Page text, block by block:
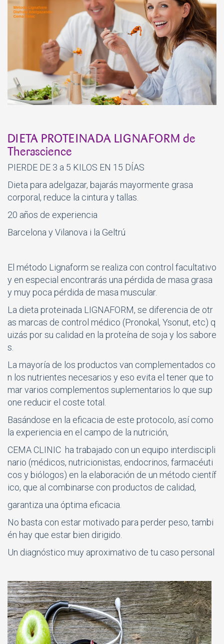
DIETA PROTEINADA LIGNAFORM de
Therascience
PIERDE DE 3 a 5 KILOS EN 15 DÍAS
Dieta para adelgazar, bajarás mayormente grasa
corporal, reduce la cintura y tallas.
20 años de experiencia
Barcelona y Vilanova i la Geltrú
El método Lignaform se realiza con control facultativo
y en especial encontrarás una pérdida de masa grasa
y muy poca pérdida de masa muscular.
La dieta proteinada LIGNAFORM, se diferencia de otr
as marcas de control médico (Pronokal, Ysonut, etc) q
uizás por su calidad en la proteína de soja y los sabore
s.
La mayoría de los productos van complementados co
n los nutrientes necesarios y eso evita el tener que to
mar varios complementos suplementarios lo que sup
one reducir el coste total.
Basándose en la eficacia de este protocolo, así como
la experiencia en el campo de la nutrición,
CEMA CLINIC ha trabajado con un equipo interdiscipli
nario (médicos, nutricionistas, endocrinos, farmacéuti
cos y biólogos) en la elaboración de un método científ
ico, que al combinarse con productos de calidad,
garantiza una óptima eficacia.
No basta con estar motivado para perder peso, tambi
én hay que estar bien dirigido.
Un diagnóstico muy aproximativo de tu caso personal